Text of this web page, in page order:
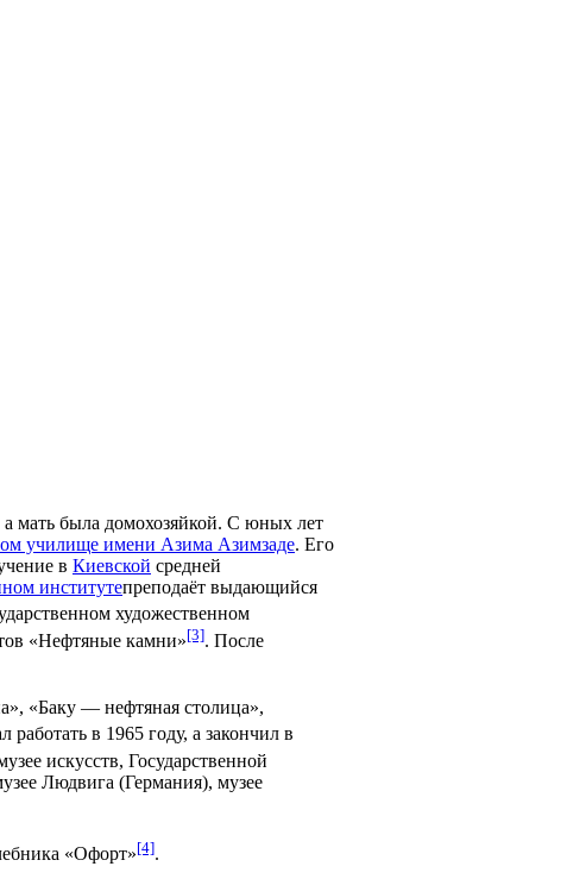
а мать была домохозяйкой. С юных лет
училище имени Азима Азимзаде. Его
в Киевской средней
институтепреподаёт выдающийся
художественном
«Нефтяные камни»[3]. После
«Баку — нефтяная столица»,
в 1965 году, а закончил в
искусств, Государственной
Людвига (Германия), музее
«Офорт»[4].